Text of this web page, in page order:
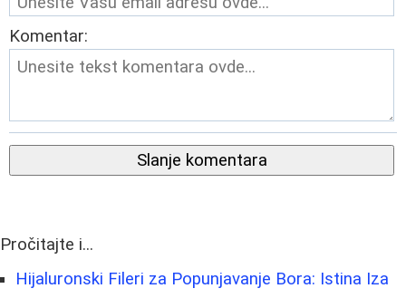
Komentar:
Slanje komentara
Pročitajte i...
Hijaluronski Fileri za Popunjavanje Bora: Istina Iza